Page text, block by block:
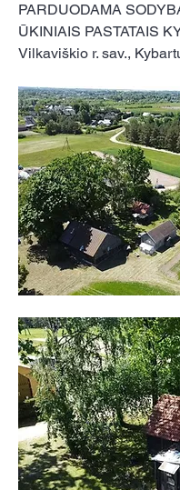
PARDUODAMA
ŪKINIAIS PASTATAIS
Vilkaviškio r. sav.,